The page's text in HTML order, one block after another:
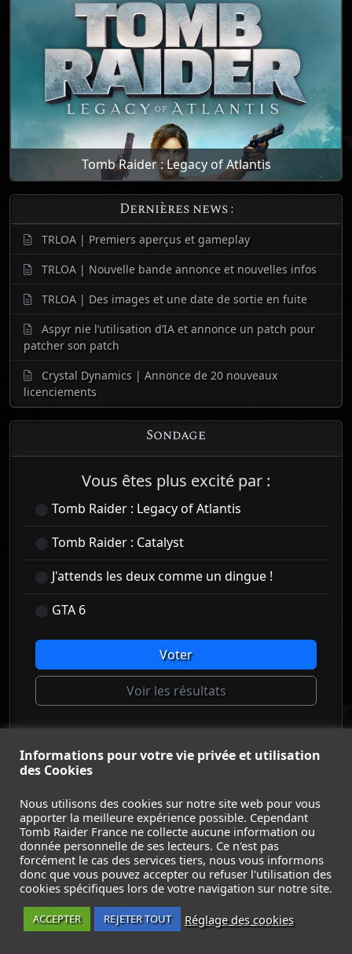
Tomb Raider : Legacy of Atlantis
Dernières news :
TRLOA | Premiers aperçus et gameplay
TRLOA | Nouvelle bande annonce et nouvelles infos
TRLOA | Des images et une date de sortie en fuite
Aspyr nie l’utilisation d’IA et annonce un patch pour
patcher son patch
Crystal Dynamics | Annonce de 20 nouveaux
licenciements
Sondage
Vous êtes plus excité par :
Tomb Raider : Legacy of Atlantis
Tomb Raider : Catalyst
J'attends les deux comme un dingue !
GTA 6
Voter
Voir les résultats
Informations pour votre vie privée et utilisation
des Cookies
Nous utilisons des cookies sur notre site web pour vous
apporter la meilleure expérience possible. Cependant
Tomb Raider France ne collecte aucune information ou
donnée personnelle de ses lecteurs. Ce n'est pas
forcément le cas des services tiers, nous vous informons
donc que vous pouvez accepter ou refuser l'utilisation des
cookies spécifiques lors de votre navigation sur notre site.
ACCEPTER REJETER TOUT Réglage des cookies
© Tomb Raider France 2008 - 2026
Square Enix Ltd.
ACCUEIL- TOMB RAIDER- LEGACY OF ATLANTIS
CATALYST - LARA CROFT- FILMS - CONTACT-
MENTIONS LÉGALES / CGU-
Suivez nous sur les réseaux :